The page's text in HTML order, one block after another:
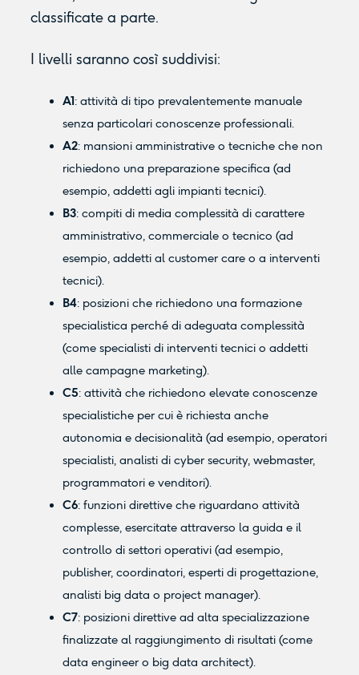
classificate a parte.
I livelli saranno così suddivisi:
A1: attività di tipo prevalentemente manuale
senza particolari conoscenze professionali.
A2: mansioni amministrative o tecniche che non
richiedono una preparazione specifica (ad
esempio, addetti agli impianti tecnici).
B3: compiti di media complessità di carattere
amministrativo, commerciale o tecnico (ad
esempio, addetti al customer care o a interventi
tecnici).
B4: posizioni che richiedono una formazione
specialistica perché di adeguata complessità
(come specialisti di interventi tecnici o addetti
alle campagne marketing).
C5: attività che richiedono elevate conoscenze
specialistiche per cui è richiesta anche
autonomia e decisionalità (ad esempio, operatori
specialisti, analisti di cyber security, webmaster,
programmatori e venditori).
C6: funzioni direttive che riguardano attività
complesse, esercitate attraverso la guida e il
controllo di settori operativi (ad esempio,
publisher, coordinatori, esperti di progettazione,
analisti big data o project manager).
C7: posizioni direttive ad alta specializzazione
finalizzate al raggiungimento di risultati (come
data engineer o big data architect).